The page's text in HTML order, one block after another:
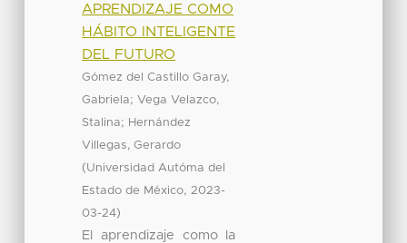
APRENDIZAJE COMO
HÁBITO INTELIGENTE
DEL FUTURO
Gómez del Castillo Garay,
Gabriela;Vega Velazco,
Stalina; Hernández
Villegas, Gerardo
(Universidad Autóma del
Estado de México, 2023-
03-24)
El aprendizaje como la